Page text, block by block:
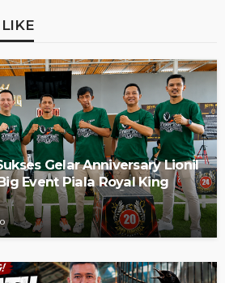
Gelar Anniversary Lionil
Event Piala Royal King